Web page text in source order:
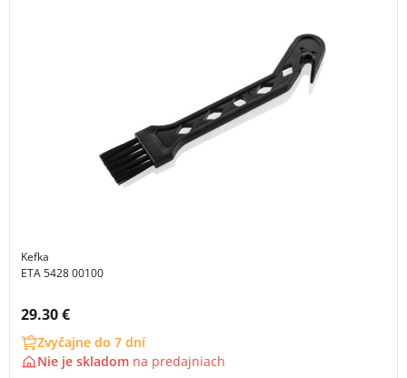
Kefka
ETA 5428 00100
Cena s DPH:
29.30 €
Zvyčajne do 7 dní
Nie je skladom na predajniach